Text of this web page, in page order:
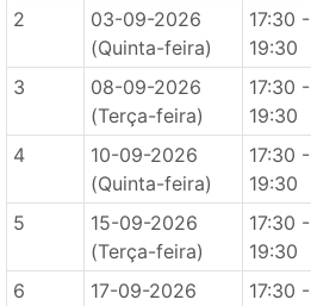
2
03-09-2026
(Quinta-feira)
17:30 -
19:30
3
08-09-2026
(Terça-feira)
17:30 -
19:30
4
10-09-2026
(Quinta-feira)
17:30 -
19:30
5
15-09-2026
(Terça-feira)
17:30 -
19:30
6
17-09-2026
17:30 -